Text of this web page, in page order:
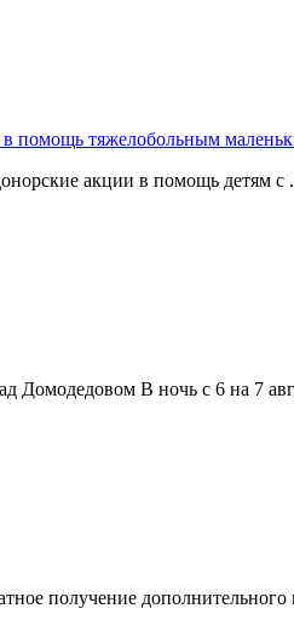
в помощь тяжелобольным
акции в помощь детям с
Домодедовом В ночь с 6 на 7
получение дополнительного